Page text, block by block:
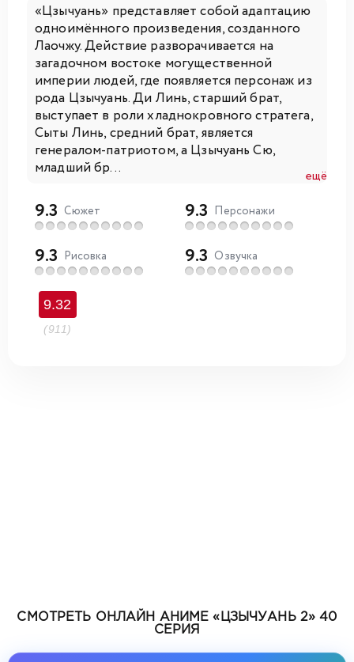
«Цзычуань» представляет собой адаптацию
одноимённого произведения, созданного
Лаочжу. Действие разворачивается на
загадочном востоке могущественной
империи людей, где появляется персонаж из
рода Цзычуань. Ди Линь, старший брат,
выступает в роли хладнокровного стратега,
Сыты Линь, средний брат, является
генералом-патриотом, а Цзычуань Сю,
младший бр...
ещё
9.3 Сюжет 9.3 Персонажи
9.3 Рисовка 9.3 Озвучка
9.32
(911)
СМОТРЕТЬ ОНЛАЙН АНИМЕ «ЦЗЫЧУАНЬ 2» 40
СЕРИЯ